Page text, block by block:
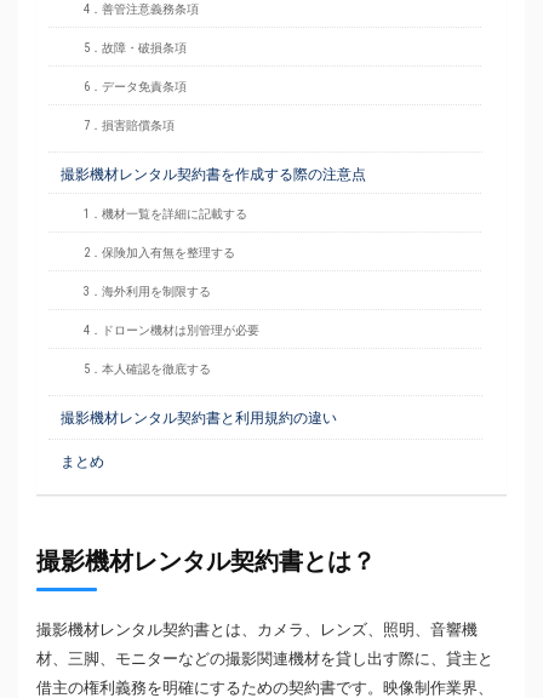
4．善管注意義務条項
5．故障・破損条項
6．データ免責条項
7．損害賠償条項
撮影機材レンタル契約書を作成する際の注意点
1．機材一覧を詳細に記載する
2．保険加入有無を整理する
3．海外利用を制限する
4．ドローン機材は別管理が必要
5．本人確認を徹底する
撮影機材レンタル契約書と利用規約の違い
まとめ
撮影機材レンタル契約書とは？
撮影機材レンタル契約書とは、カメラ、レンズ、照明、音響機
材、三脚、モニターなどの撮影関連機材を貸し出す際に、貸主と
借主の権利義務を明確にするための契約書です。映像制作業界、